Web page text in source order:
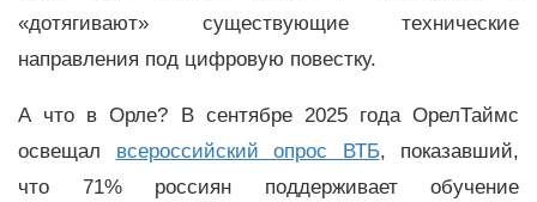
«дотягивают» существующие технические
направления под цифровую повестку.
А что в Орле? В сентябре 2025 года ОрелТаймс
освещал всероссийский опрос ВТБ, показавший,
что 71% россиян поддерживает обучение